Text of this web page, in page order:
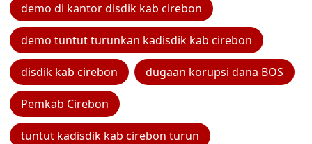
demo di kantor disdik kab cirebon
demo tuntut turunkan kadisdik kab cirebon
disdik kab cirebon dugaan korupsi dana BOS
Pemkab Cirebon
tuntut kadisdik kab cirebon turun